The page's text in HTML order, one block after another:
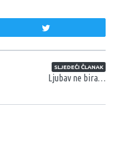
SLJEDEĆI ČLANAK
Ljubav ne bira…